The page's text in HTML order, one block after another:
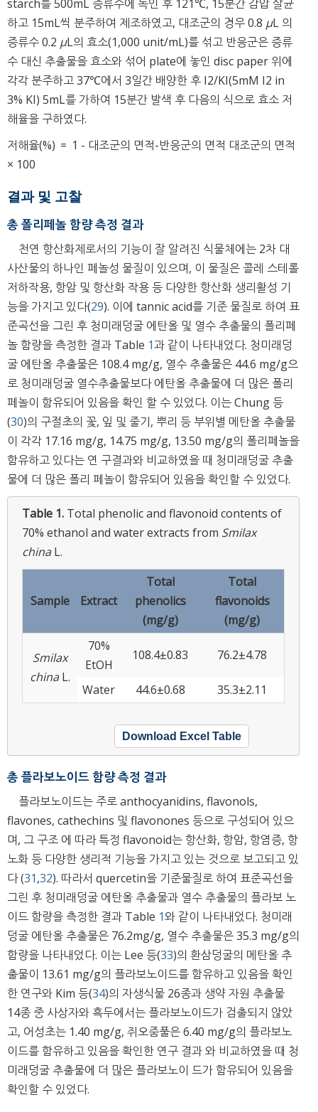
starch를 500mL 증류수에 녹인 후 121℃, 15분간 감압 살균
하고 15mL씩 분주하여 제조하였고, 대조군의 경우 0.8 μL 의
증류수 0.2 μL의 효소(1,000 unit/mL)를 섞고 반응군은 증류
수 대신 추출물을 효소와 섞어 plate에 놓인 disc paper 위에
각각 분주하고 37℃에서 3일간 배양한 후 I2/KI(5mM I2 in
3% KI) 5mL를 가하여 15분간 발색 후 다음의 식으로 효소 저
해율을 구하였다.
저해율(%) = 1 - 대조군의 면적-반응군의 면적 대조군의 면적
× 100
결과 및 고찰
총 폴리페놀 함량 측정 결과
천연 항산화제로서의 기능이 잘 알려진 식물체에는 2차 대
사산물의 하나인 페놀성 물질이 있으며, 이 물질은 콜레 스테롤
저하작용, 항암 및 항산화 작용 등 다양한 항산화 생리활성 기
능을 가지고 있다(29). 이에 tannic acid를 기준 물질로 하여 표
준곡선을 그린 후 청미래덩굴 에탄올 및 열수 추출물의 폴리페
놀 함량을 측정한 결과 Table 1과 같이 나타내었다. 청미래덩
굴 에탄올 추출물은 108.4 mg/g, 열수 추출물은 44.6 mg/g으
로 청미래덩굴 열수추출물보다 에탄올 추출물에 더 많은 폴리
페놀이 함유되어 있음을 확인 할 수 있었다. 이는 Chung 등
(30)의 구절초의 꽃, 잎 및 줄기, 뿌리 등 부위별 메탄올 추출물
이 각각 17.16 mg/g, 14.75 mg/g, 13.50 mg/g의 폴리페놀을
함유하고 있다는 연 구결과와 비교하였을 때 청미래덩굴 추출
물에 더 많은 폴리 페놀이 함유되어 있음을 확인할 수 있었다.
Table 1. Total phenolic and flavonoid contents of
70% ethanol and water extracts from Smilax
china L.
Sample Extract
Total
phenolics
(mg/g)
Total
flavonoids
(mg/g)
Smilax
chinaL.
70%
EtOH
108.4±0.83 76.2±4.78
Water 44.6±0.68 35.3±2.11
Download Excel Table
총 플라보노이드 함량 측정 결과
플라보노이드는 주로 anthocyanidins, flavonols,
flavones, cathechins 및 flavonones 등으로 구성되어 있으
며, 그 구조 에 따라 특정 flavonoid는 항산화, 항암, 항염증, 항
노화 등 다양한 생리적 기능을 가지고 있는 것으로 보고되고 있
다 (31,32). 따라서 quercetin을 기준물질로 하여 표준곡선을
그린 후 청미래덩굴 에탄올 추출물과 열수 추출물의 플라보 노
이드 함량을 측정한 결과 Table 1와 같이 나타내었다. 청미래
덩굴 에탄올 추출물은 76.2mg/g, 열수 추출물은 35.3 mg/g의
함량을 나타내었다. 이는 Lee 등(33)의 환삼덩굴의 메탄올 추
출물이 13.61 mg/g의 플라보노이드를 함유하고 있음을 확인
한 연구와 Kim 등(34)의 자생식물 26종과 생약 자원 추출물
14종 중 사상자와 흑두에서는 플라보노이드가 검출되지 않았
고, 어성초는 1.40 mg/g, 쥐오줌풀은 6.40 mg/g의 플라보노
이드를 함유하고 있음을 확인한 연구 결과 와 비교하였을 때 청
미래덩굴 추출물에 더 많은 플라보노이 드가 함유되어 있음을
확인할 수 있었다.